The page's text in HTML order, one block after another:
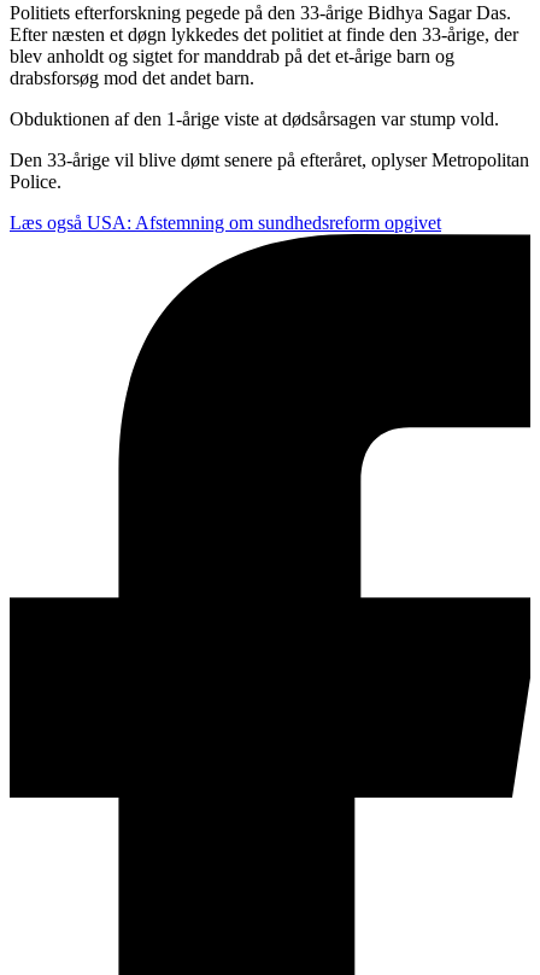
Politiets efterforskning pegede på den 33-årige Bidhya Sagar Das.
Efter næsten et døgn lykkedes det politiet at finde den 33-årige, der
blev anholdt og sigtet for manddrab på det et-årige barn og
drabsforsøg mod det andet barn.
Obduktionen af den 1-årige viste at dødsårsagen var stump vold.
Den 33-årige vil blive dømt senere på efteråret, oplyser Metropolitan
Police.
Læs også USA: Afstemning om sundhedsreform opgivet